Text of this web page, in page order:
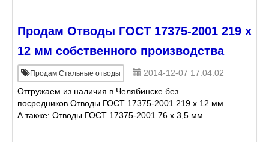
Продам Отводы ГОСТ 17375-2001 219 х
12 мм собственного производства
Продам Стальные отводы
2014-12-07 17:04:02
Отгружаем из наличия в Челябинске без
посредников Отводы ГОСТ 17375-2001 219 х 12 мм.
А также: Отводы ГОСТ 17375-2001 76 х 3,5 мм
Отводы ГОСТ 17375-2001 89 х 3,5 мм Отводы ГОСТ